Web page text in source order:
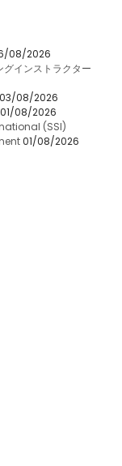
08/2026
インストラクター
03/08/2026
01/08/2026
(SSI)
01/08/2026